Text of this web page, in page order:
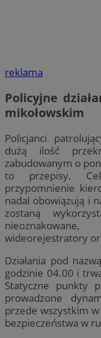
reklama
Policyjne
mikołowskim
Policjanci
dużą ilość
zabudowanym o
to przepisy.
przypomnienie
nadal obowiązują i
zostaną
wideorejestratory
Działania pod
godzinie 04.00 i
Statyczne punkty
prowadzone
przede wszystkim
bezpieczeństwa w